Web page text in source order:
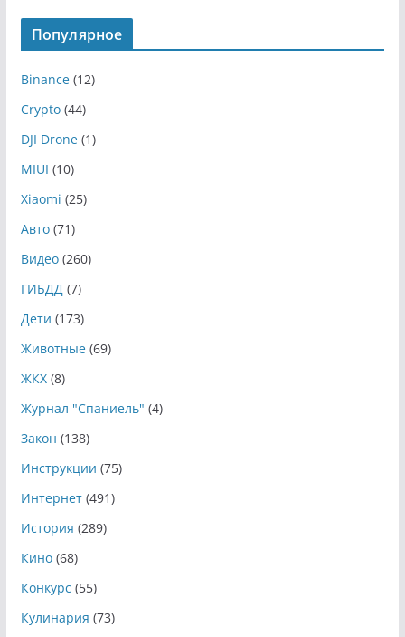
Популярное
Binance(12)
Crypto(44)
DJI Drone(1)
MIUI (10)
Xiaomi (25)
Авто(71)
Видео(260)
ГИБДД(7)
Дети (173)
Животные(69)
ЖКХ(8)
Журнал "Спаниель" (4)
Закон (138)
Инструкции (75)
Интернет(491)
История (289)
Кино(68)
Конкурс (55)
Кулинария (73)